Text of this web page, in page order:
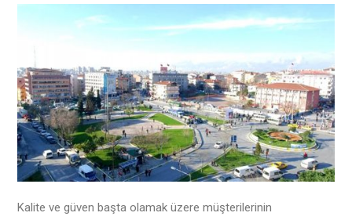
Kalite ve güven başta olamak üzere müşterilerinin